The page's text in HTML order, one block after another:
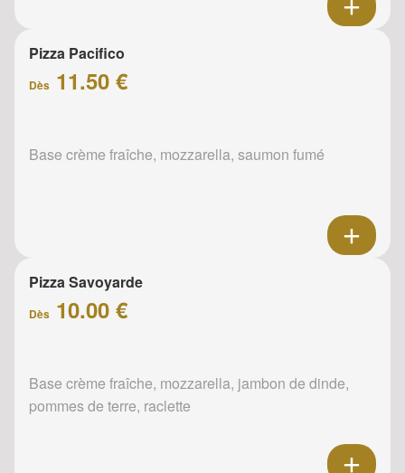
Pizza Pacifico
Dès 11.50 €
Base crème fraîche, mozzarella, saumon fumé
Pizza Savoyarde
Dès 10.00 €
Base crème fraîche, mozzarella, jambon de dinde,
pommes de terre, raclette